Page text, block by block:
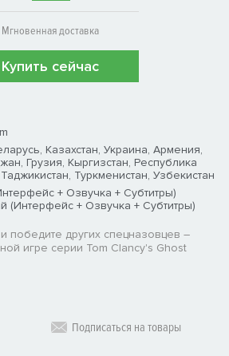
Мгновенная доставка
Купить сейчас
Казахстан, Украина, Армения,
Грузия, Кыргизстан, Республика
Туркменистан, Узбекистан
+ Озвучка + Субтитры)
(Интерфейс + Озвучка + Субтитры)
победите других спецназовцев –
игре серии Tom Clancy's Ghost
Подписаться на товары